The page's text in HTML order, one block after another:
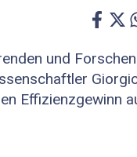
und
Effizienzgewinn